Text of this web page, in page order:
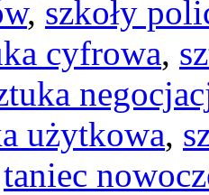
, szkoły
cyfrowa,
użytkowa,
taniec